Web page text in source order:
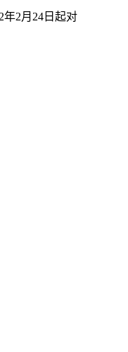
年2月24日起对